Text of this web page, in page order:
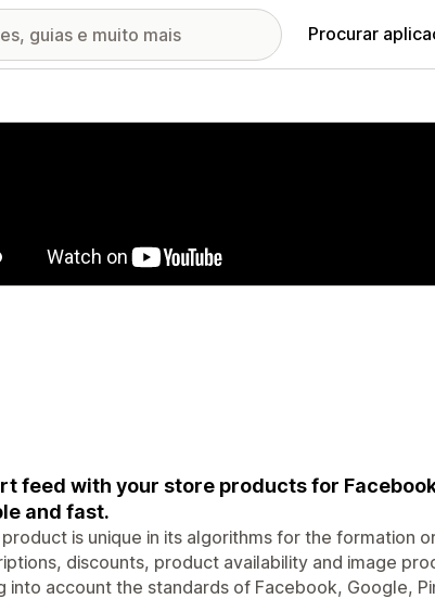
Procurar
feed with your store products for
and fast.
is unique in its algorithms for the formation
discounts, product availability and image
into account the standards of Facebook, Google,